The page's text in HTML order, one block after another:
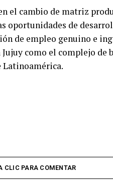
el cambio de matriz
oportunidades de
de empleo genuino e
como el complejo de
Latinoamérica.
CLIC PARA COMENTAR